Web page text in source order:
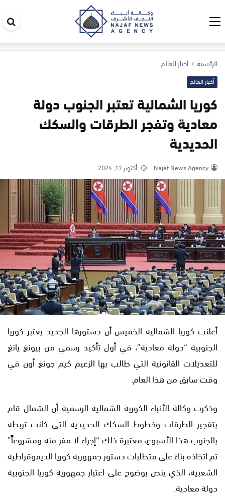
الرئيسية أخبار العالم
أخبار العالم
كوريا الشمالية تعتبر الجنوب دولة
معادية وتفجر الطرقات والسكك
الحديدية
Najaf News Agency أكتوبر 17, 2024
أعلنت كوريا الشمالية الخميس أن دستورها الجديد يعتبر كوريا
الجنوبية “دولة معادية”، في أول تأكيد رسمي من بيونغ يانغ
للتعديلات القانونية التي طالب بها الزعيم كيم جونغ أون في
وقت سابق من هذا العام.
وذكرت وكالة الأنباء الكورية الشمالية الرسمية أن الشمال قام
بتفجير الطرقات وخطوط السكك الحديدية التي كانت تربطه
بالجنوب هذا الأسبوع، معتبرة ذلك “إجراءً لا مفر منه ومشروعاً”
تم اتخاذه بناءً على متطلبات دستور جمهورية كوريا الديموقراطية
الشعبية، الذي ينص بوضوح على اعتبار جمهورية كوريا الجنوبية
دولة معادية.